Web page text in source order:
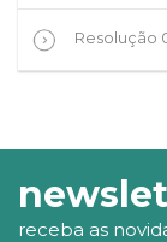
Resolução
receba as